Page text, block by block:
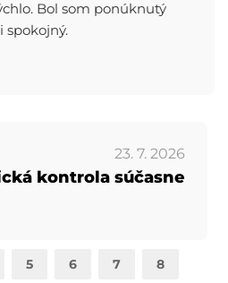
Bol som ponúknutý
spokojný.
23. 7. 2026
kontrola súčasne
5 6 7 8